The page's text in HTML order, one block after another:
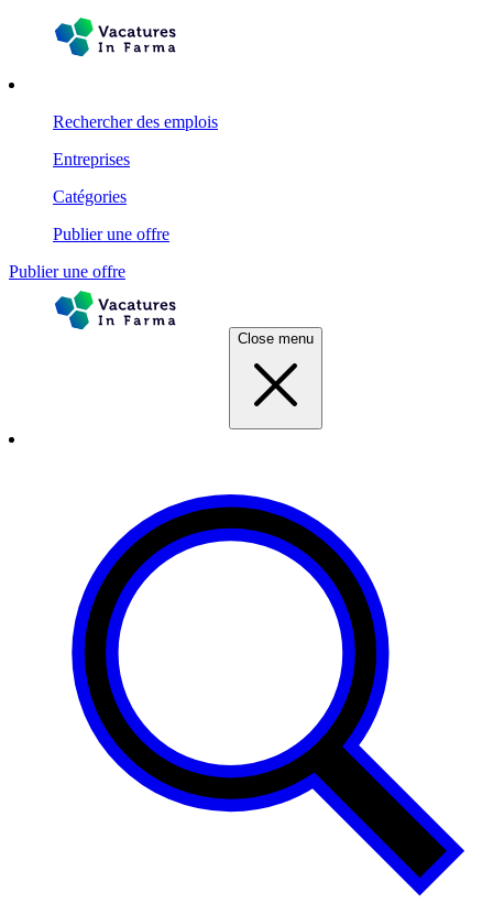
Rechercher des emplois
Entreprises
Catégories
Publier une offre
Publier une offre
Close menu